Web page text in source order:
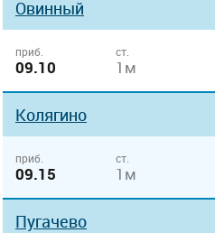
Овинный
приб.
09.10
ст.
1м
Колягино
приб.
09.15
ст.
1м
Пугачево